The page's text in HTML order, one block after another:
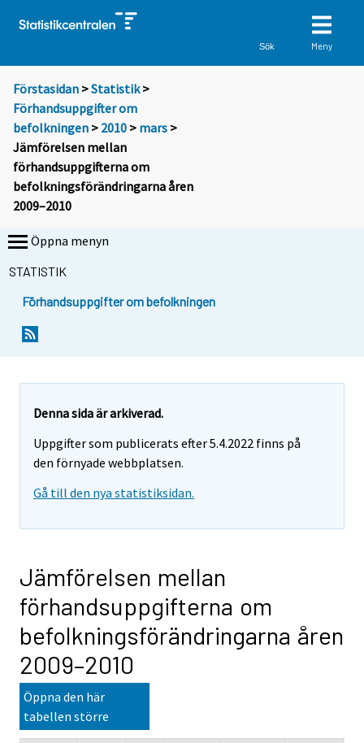
Sök Meny
Förstasidan >Statistik >
Förhandsuppgifter om
befolkningen > 2010 > mars >
Jämförelsen mellan
förhandsuppgifterna om
befolkningsförändringarna åren
2009–2010
Öppna menyn
STATISTIK
Förhandsuppgifter om befolkningen
Denna sida är arkiverad.
Uppgifter som publicerats efter 5.4.2022 finns på
den förnyade webbplatsen.
Gå till den nya statistiksidan.
Jämförelsen mellan
förhandsuppgifterna om
befolkningsförändringarna åren
2009–2010
Öppna den här
tabellen större